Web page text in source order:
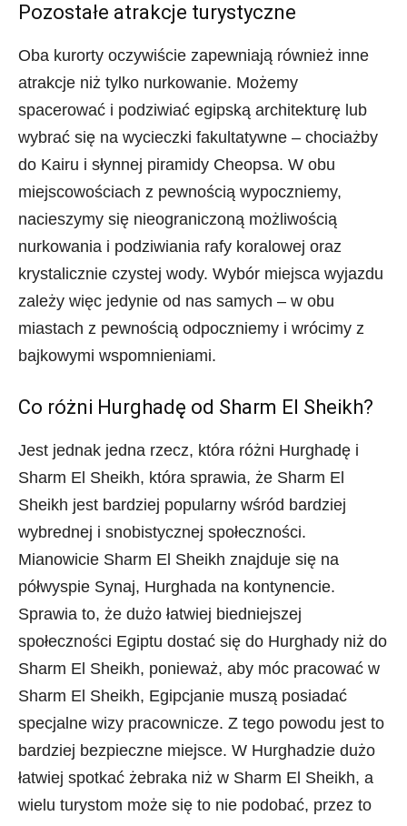
Pozostałe atrakcje turystyczne
Oba kurorty oczywiście zapewniają również inne
atrakcje niż tylko nurkowanie. Możemy
spacerować i podziwiać egipską architekturę lub
wybrać się na wycieczki fakultatywne – chociażby
do Kairu i słynnej piramidy Cheopsa. W obu
miejscowościach z pewnością wypoczniemy,
nacieszymy się nieograniczoną możliwością
nurkowania i podziwiania rafy koralowej oraz
krystalicznie czystej wody. Wybór miejsca wyjazdu
zależy więc jedynie od nas samych – w obu
miastach z pewnością odpoczniemy i wrócimy z
bajkowymi wspomnieniami.
Co różni Hurghadę od Sharm El Sheikh?
Jest jednak jedna rzecz, która różni Hurghadę i
Sharm El Sheikh, która sprawia, że Sharm El
Sheikh jest bardziej popularny wśród bardziej
wybrednej i snobistycznej społeczności.
Mianowicie Sharm El Sheikh znajduje się na
półwyspie Synaj, Hurghada na kontynencie.
Sprawia to, że dużo łatwiej biedniejszej
społeczności Egiptu dostać się do Hurghady niż do
Sharm El Sheikh, ponieważ, aby móc pracować w
Sharm El Sheikh, Egipcjanie muszą posiadać
specjalne wizy pracownicze. Z tego powodu jest to
bardziej bezpieczne miejsce. W Hurghadzie dużo
łatwiej spotkać żebraka niż w Sharm El Sheikh, a
wielu turystom może się to nie podobać, przez to